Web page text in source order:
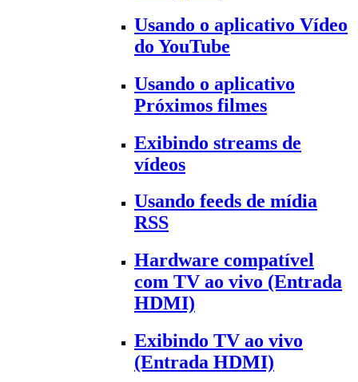
Usando o aplicativo Vídeo
do YouTube
Usando o aplicativo
Próximos filmes
Exibindo streams de
vídeos
Usando feeds de mídia
RSS
Hardware compatível
com TV ao vivo (Entrada
HDMI)
Exibindo TV ao vivo
(Entrada HDMI)